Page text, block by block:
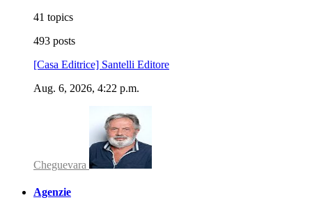
41 topics
493 posts
[Casa Editrice] Santelli Editore
Aug. 6, 2026, 4:22 p.m.
Cheguevara
Agenzie